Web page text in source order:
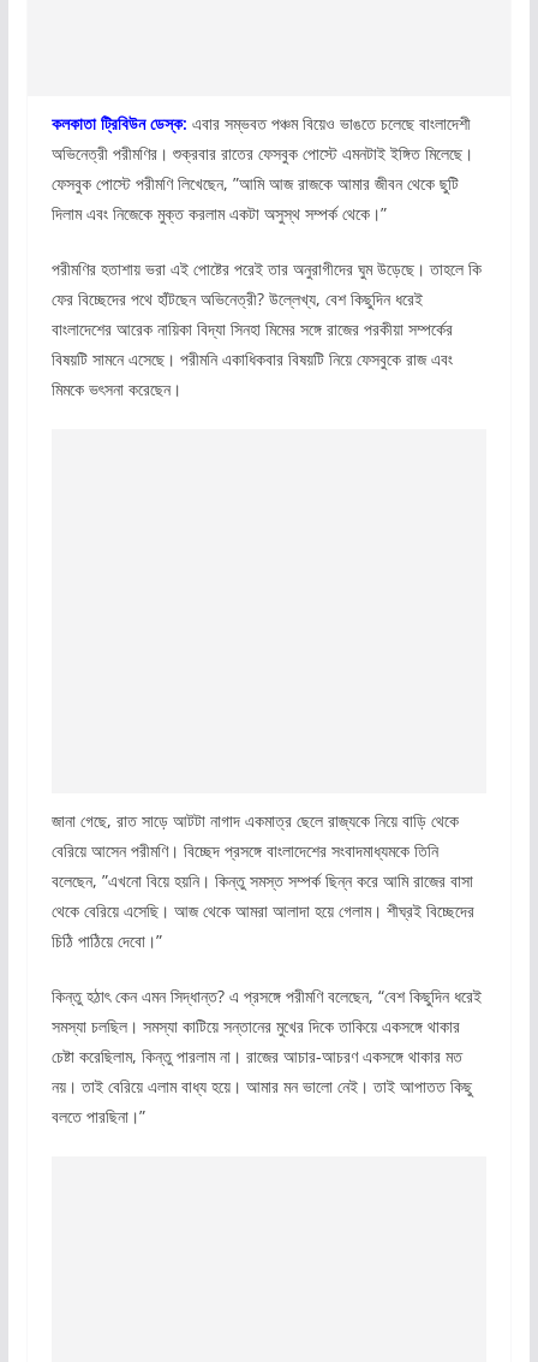
কলকাতা ট্রিবিউন ডেস্ক: এবার সম্ভবত পঞ্চম বিয়েও ভাঙতে চলেছে বাংলাদেশী
অভিনেত্রী পরীমণির। শুক্রবার রাতের ফেসবুক পোস্টে এমনটাই ইঙ্গিত মিলেছে।
ফেসবুক পোস্টে পরীমণি লিখেছেন, ”আমি আজ রাজকে আমার জীবন থেকে ছুটি
দিলাম এবং নিজেকে মুক্ত করলাম একটা অসুস্থ সম্পর্ক থেকে।”
পরীমণির হতাশায় ভরা এই পোষ্টের পরেই তার অনুরাগীদের ঘুম উড়েছে। তাহলে কি
ফের বিচ্ছেদের পথে হাঁটছেন অভিনেত্রী? উল্লেখ্য, বেশ কিছুদিন ধরেই
বাংলাদেশের আরেক নায়িকা বিদ্যা সিনহা মিমের সঙ্গে রাজের পরকীয়া সম্পর্কের
বিষয়টি সামনে এসেছে। পরীমনি একাধিকবার বিষয়টি নিয়ে ফেসবুকে রাজ এবং
মিমকে ভৎসনা করেছেন।
জানা গেছে, রাত সাড়ে আটটা নাগাদ একমাত্র ছেলে রাজ্যকে নিয়ে বাড়ি থেকে
বেরিয়ে আসেন পরীমণি। বিচ্ছেদ প্রসঙ্গে বাংলাদেশের সংবাদমাধ্যমকে তিনি
বলেছেন, ”এখনো বিয়ে হয়নি। কিন্তু সমস্ত সম্পর্ক ছিন্ন করে আমি রাজের বাসা
থেকে বেরিয়ে এসেছি। আজ থেকে আমরা আলাদা হয়ে গেলাম। শীঘ্রই বিচ্ছেদের
চিঠি পাঠিয়ে দেবো।”
কিন্তু হঠাৎ কেন এমন সিদ্ধান্ত? এ প্রসঙ্গে পরীমণি বলেছেন, “বেশ কিছুদিন ধরেই
সমস্যা চলছিল। সমস্যা কাটিয়ে সন্তানের মুখের দিকে তাকিয়ে একসঙ্গে থাকার
চেষ্টা করেছিলাম, কিন্তু পারলাম না। রাজের আচার-আচরণ একসঙ্গে থাকার মত
নয়। তাই বেরিয়ে এলাম বাধ্য হয়ে। আমার মন ভালো নেই। তাই আপাতত কিছু
বলতে পারছিনা।”